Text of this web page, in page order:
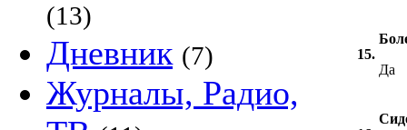
(13)
Дневник (7)
Журналы, Радио,
15.
Да